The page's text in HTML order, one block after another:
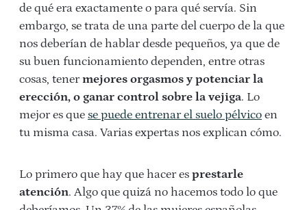
de qué era exactamente o para qué servía. Sin
embargo, se trata de una parte del cuerpo de la que
nos deberían de hablar desde pequeños, ya que de
su buen funcionamiento dependen, entre otras
cosas, tenermejores orgasmos y potenciar la
erección, o ganar control sobre la vejiga. Lo
mejor es que se puede entrenar el suelo pélvico en
tu misma casa. Varias expertas nos explican cómo.
Lo primero que hay que hacer es prestarle
atención. Algo que quizá no hacemos todo lo que